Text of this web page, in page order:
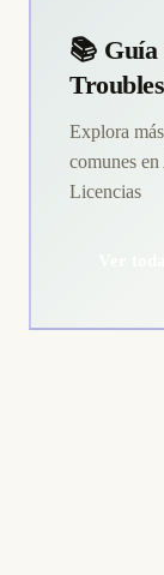
📚 Guía
Explora
comunes
Licencias